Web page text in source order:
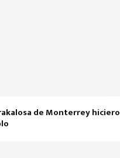
de Monterrey